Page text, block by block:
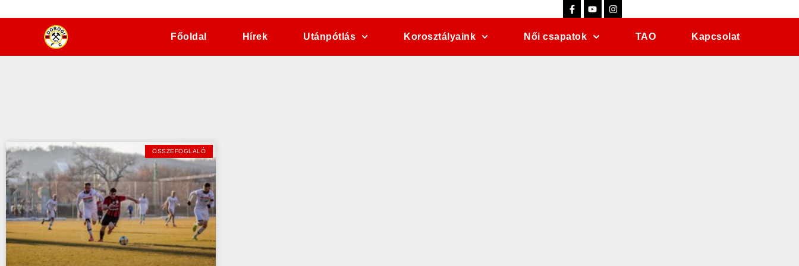
Főoldal Hírek Utánpótlás Korosztályaink Női csapatok TAO Kapcsolat
ÖSSZEFOGLALÓ